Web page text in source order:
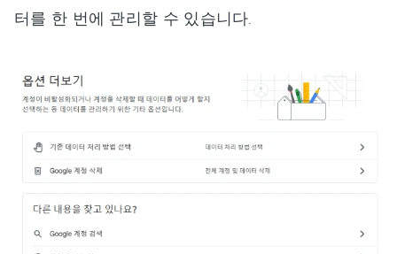
터를 한 번에 관리할 수 있습니다.